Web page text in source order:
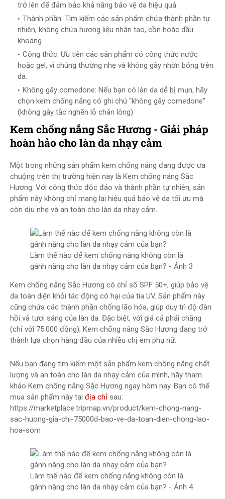
trở lên để đảm bảo khả năng bảo vệ da hiệu quả.
Thành phần: Tìm kiếm các sản phẩm chứa thành phần tự
nhiên, không chứa hương liệu nhân tạo, cồn hoặc dầu
khoáng.
Công thức: Ưu tiên các sản phẩm có công thức nước
hoặc gel, vì chúng thường nhẹ và không gây nhờn bóng trên
da.
Không gây comedone: Nếu bạn có làn da dễ bị mụn, hãy
chọn kem chống nắng có ghi chú “không gây comedone”
(không gây tắc nghẽn lỗ chân lông).
Kem chống nắng Sắc Hương - Giải pháp
hoàn hảo cho làn da nhạy cảm
Một trong những sản phẩm kem chống nắng đang được ưa
chuộng trên thị trường hiện nay là Kem chống nắng Sắc
Hương. Với công thức độc đáo và thành phần tự nhiên, sản
phẩm này không chỉ mang lại hiệu quả bảo vệ da tối ưu mà
còn dịu nhẹ và an toàn cho làn da nhạy cảm.
Làm thế nào để kem chống nắng không còn là
gánh nặng cho làn da nhạy cảm của bạn? - Ảnh 3
Kem chống nắng Sắc Hương có chỉ số SPF 50+, giúp bảo vệ
da toàn diện khỏi tác động có hại của tia UV. Sản phẩm này
cũng chứa các thành phần chống lão hóa, giúp duy trì độ đàn
hồi và tươi sáng của làn da. Đặc biệt, với giá cả phải chăng
(chỉ với 75.000 đồng), Kem chống nắng Sắc Hương đang trở
thành lựa chọn hàng đầu của nhiều chị em phụ nữ.
Nếu bạn đang tìm kiếm một sản phẩm kem chống nắng chất
lượng và an toàn cho làn da nhạy cảm của mình, hãy tham
khảo Kem chống nắng Sắc Hương ngay hôm nay. Bạn có thể
mua sản phẩm này tại địa chỉ sau:
https://marketplace.tripmap.vn/product/kem-chong-nang-
sac-huong-gia-chi-75000d-bao-ve-da-toan-dien-chong-lao-
hoa-som
Làm thế nào để kem chống nắng không còn là
gánh nặng cho làn da nhạy cảm của bạn? - Ảnh 4